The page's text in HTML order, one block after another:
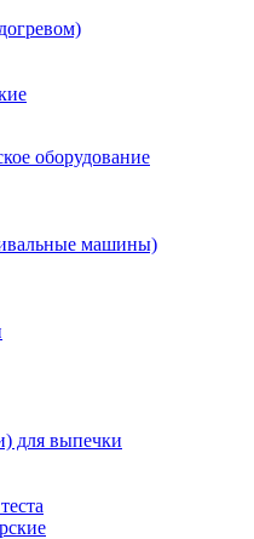
оборудование
машины)
для выпечки